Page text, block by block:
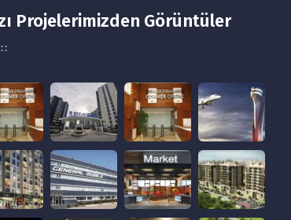
Projelerimizden Görüntüler